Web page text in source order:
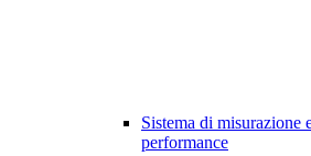
Sistema di misurazione
performance